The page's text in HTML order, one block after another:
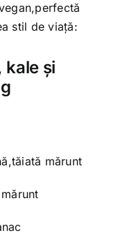
stil de viață:
kale și
mărunt